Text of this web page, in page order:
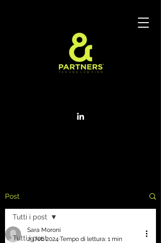
Post
Tutti i post
Tutti i post
Sara Moroni
29 feb 2024 Tempo di lettura: 1 min